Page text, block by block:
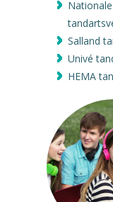
Salland
Univé
HEMA